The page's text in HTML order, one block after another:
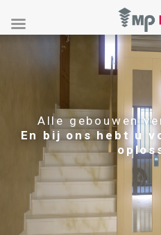
Alle gebouwen
En bij ons hebt u